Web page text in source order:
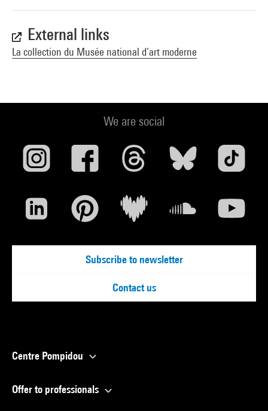
External links
La collection du Musée national d’art moderne
We are social
Subscribe to newsletter
Contact us
Centre Pompidou
Offer to professionals